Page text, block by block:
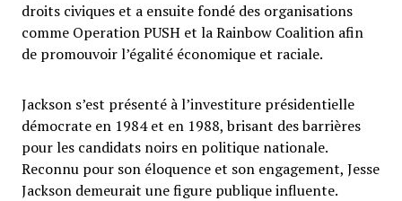
droits civiques et a ensuite fondé des organisations
comme Operation PUSH et la Rainbow Coalition afin
de promouvoir l’égalité économique et raciale.
Jackson s’est présenté à l’investiture présidentielle
démocrate en 1984 et en 1988, brisant des barrières
pour les candidats noirs en politique nationale.
Reconnu pour son éloquence et son engagement, Jesse
Jackson demeurait une figure publique influente.